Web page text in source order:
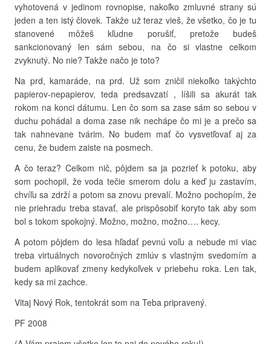
vyhotovená v jedinom rovnopise, nakoľko zmluvné strany sú
jeden a ten istý človek. Takže už teraz vieš, že všetko, čo je tu
stanovené môžeš kľudne porušiť, pretože budeš
sankcionovaný len sám sebou, na čo si vlastne celkom
zvyknutý. No nie? Takže načo je toto?
Na prd, kamaráde, na prd. Už som zničil niekoľko takýchto
papierov-nepapierov, teda predsavzatí , líšili sa akurát tak
rokom na konci dátumu. Len čo som sa zase sám so sebou v
duchu pohádal a doma zase nik nechápe čo mi je a prečo sa
tak nahnevane tvárim. No budem mať čo vysvetľovať aj za
cenu, že budem zaiste na posmech.
A čo teraz? Celkom nič, pôjdem sa ja pozrieť k potoku, aby
som pochopil, že voda tečie smerom dolu a keď ju zastavím,
chvíľu sa zdrží a potom sa znovu prevalí. Možno pochopím, že
nie priehradu treba stavať, ale prispôsobiť koryto tak aby som
bol s tokom spokojný. Možno, možno, možno…. kecy.
A potom pôjdem do lesa hľadať pevnú voľu a nebude mi viac
treba virtuálnych novoročných zmlúv s vlastným svedomím a
budem aplikovať zmeny kedykoľvek v priebehu roka. Len tak,
kedy sa mi zachce.
Vitaj Nový Rok, tentokrát som na Teba pripravený.
PF 2008